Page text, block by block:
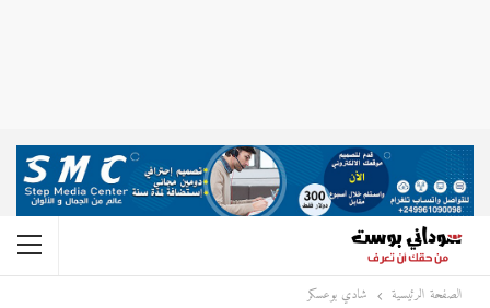
الصفحة الرئيسية شادي بوعسكر